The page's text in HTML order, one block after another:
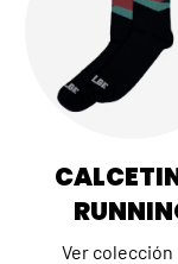
Ver colección